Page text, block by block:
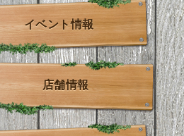
イベント情報
店舗情報